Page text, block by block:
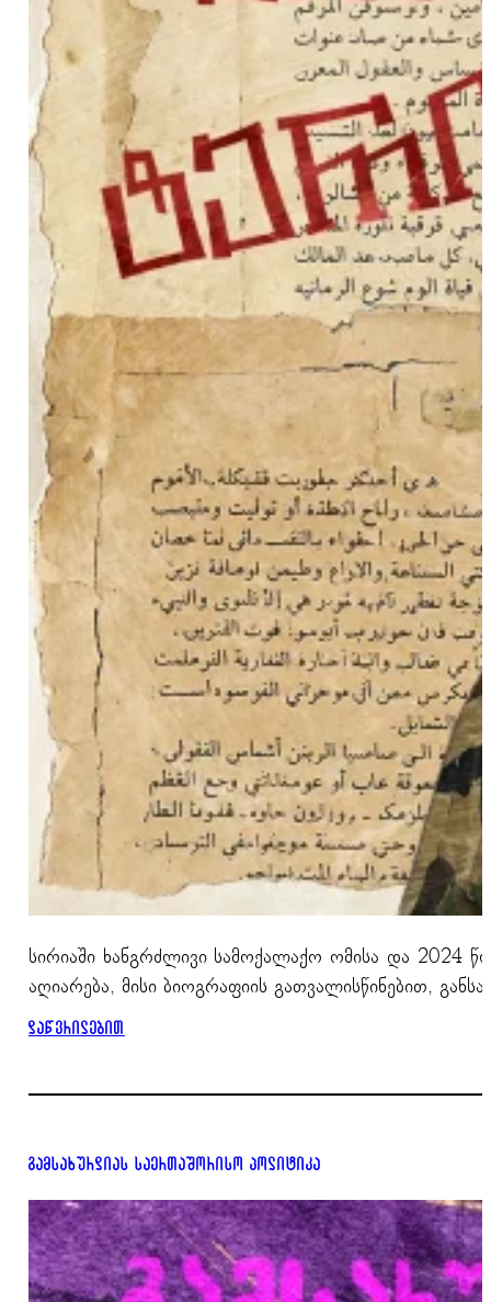
სირიაში ხანგრძლივი სამოქალაქო ომისა და 2024
აღიარება, მისი ბიოგრაფიის გათვალისწინებით,
დაწვრილებით
გამსახურდიას საერთაშორისო პოლიტიკა